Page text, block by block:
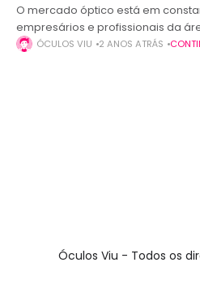
O mercado óptico está em
empresários e profissionais da
para se destacarem frente à
ÓCULOS VIU 2 ANOS ATRÁS
Óculos Viu - Todos os